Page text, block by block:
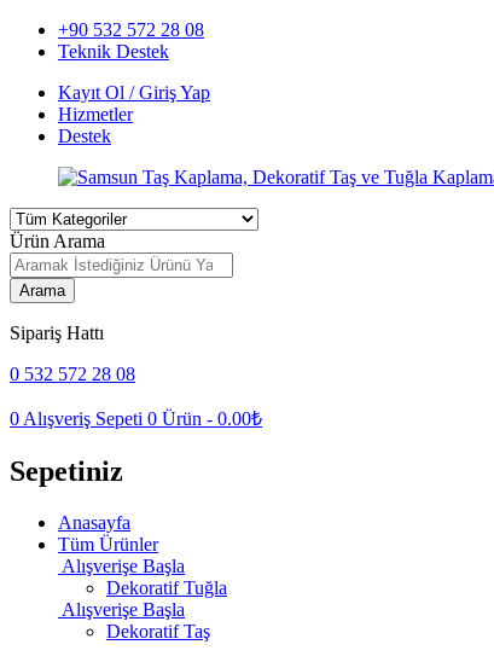
+90 532 572 28 08
Teknik Destek
Kayıt Ol / Giriş Yap
Hizmetler
Destek
Ürün Arama
Arama
Sipariş Hattı
0 532 572 28 08
0 Alışveriş Sepeti 0 Ürün - 0.00₺
Sepetiniz
Anasayfa
Tüm Ürünler
Alışverişe Başla
Dekoratif Tuğla
Alışverişe Başla
Dekoratif Taş